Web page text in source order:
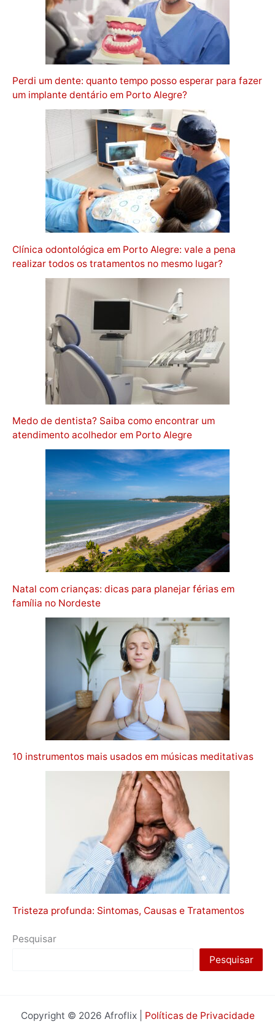
Perdi um dente: quanto tempo posso esperar para fazer
um implante dentário em Porto Alegre?
Clínica odontológica em Porto Alegre: vale a pena
realizar todos os tratamentos no mesmo lugar?
Medo de dentista? Saiba como encontrar um
atendimento acolhedor em Porto Alegre
Natal com crianças: dicas para planejar férias em
família no Nordeste
10 instrumentos mais usados em músicas meditativas
Tristeza profunda: Sintomas, Causas e Tratamentos
Pesquisar
Pesquisar
Copyright © 2026 Afroflix | Políticas de Privacidade